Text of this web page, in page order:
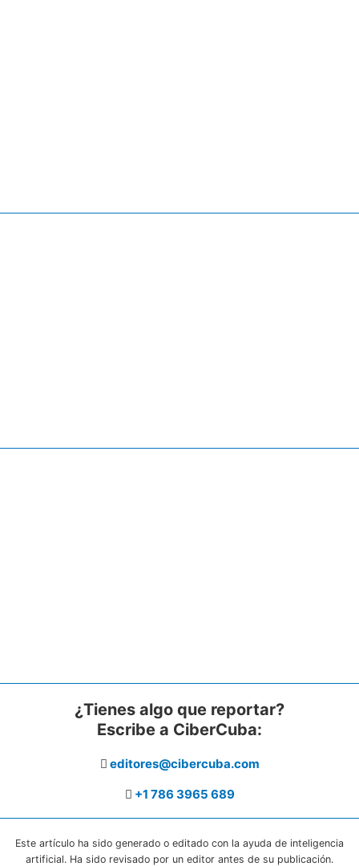
¿Tienes algo que reportar?
Escribe a CiberCuba:
editores@cibercuba.com
+1 786 3965 689
Este artículo ha sido generado o editado con la ayuda de inteligencia
artificial. Ha sido revisado por un editor antes de su publicación.